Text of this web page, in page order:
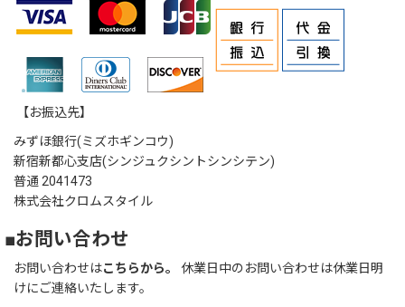
【お振込先】
みずほ銀行(ミズホギンコウ)
新宿新都心支店(シンジュクシントシンシテン)
普通 2041473
株式会社クロムスタイル
■お問い合わせ
お問い合わせはこちらから。
休業日中のお問い合わせは休業日明
けにご連絡いたします。